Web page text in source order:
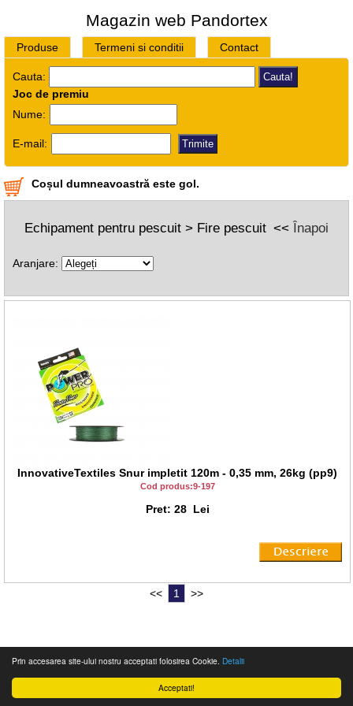
Acceptati!
Prin accesarea site-ului nostru acceptati folosirea Cookie. Detalii
Magazin web Pandortex
Produse Termeni si conditii Contact
Cauta:
Joc de premiu
Nume:
E-mail:
Coșul dumneavoastră este gol.
Echipament pentru pescuit > Fire pescuit << Înapoi
Aranjare:
InnovativeTextiles Snur impletit 120m - 0,35 mm, 26kg (pp9)
Cod produs:9-197
Pret: 28 Lei
<< 1 >>
© 2012 Magazin web Pandortex